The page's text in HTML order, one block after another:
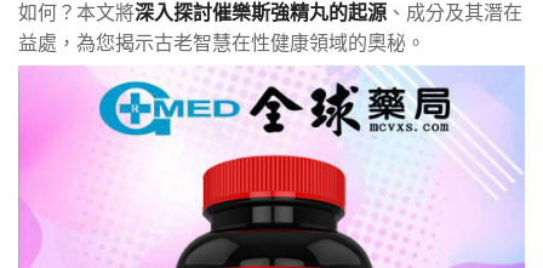
如何？本文將深入探討催樂斯強精丸的起源 、成分及其潛在
益處，為您揭示古老智慧在性健康領域的奧秘。